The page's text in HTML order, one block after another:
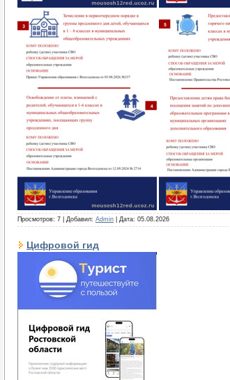
Просмотров: 7 | Добавил: Admin | Дата: 05.08.2026
Цифровой гид